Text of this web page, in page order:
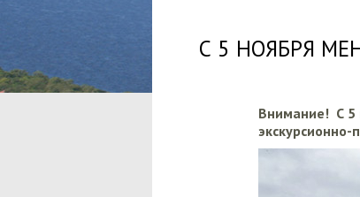
С 5 НОЯБРЯ
Внимание! С 5